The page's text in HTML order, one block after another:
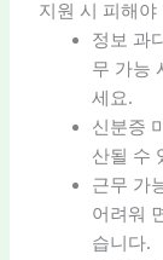
지원 시 피해야
정보 과
무 가능
세요.
신분증
산될 수
근무 가
어려워
습니다.